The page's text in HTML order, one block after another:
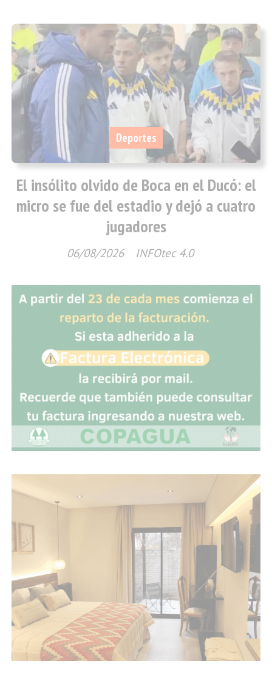
El insólito olvido de Boca en el Ducó: el
micro se fue del estadio y dejó a cuatro
jugadores
INFOtec 4.0
Deportes
06/08/2026